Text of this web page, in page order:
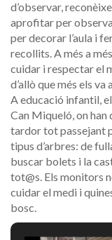
d’observar,
aprofitar per
per decorar l’aula i
recollits. A més a
cuidar i respectar el
d’allò que més els va
A educació infantil,
Can Miqueló, on
tardor tot passejant
tipus d’arbres: de
buscar bolets i la
tot@s. Els monitors
cuidar el medi i
bosc.